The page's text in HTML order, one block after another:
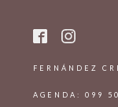
FERNÁNDEZ
AGENDA: 099